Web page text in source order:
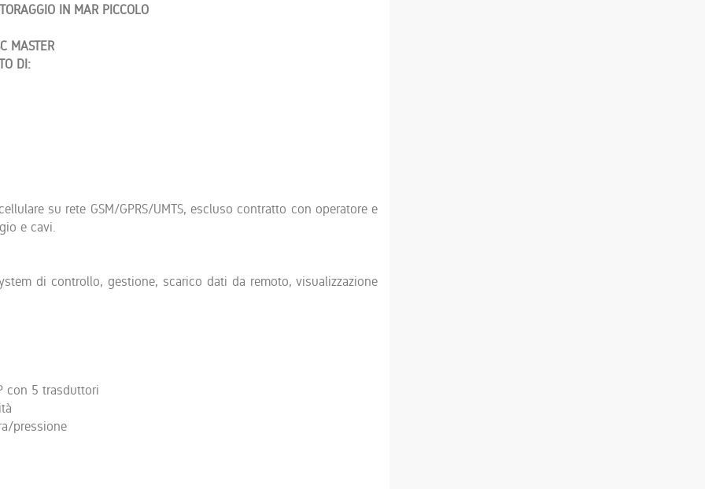
IN MAR PICCOLO
MASTER
DI:
su rete GSM/GPRS/UMTS, escluso contratto con operatore e
e cavi.
di controllo, gestione, scarico dati da remoto, visualizzazione
con 5 trasduttori
pressione